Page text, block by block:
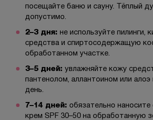
посещайте баню и сауну. Тёплый
допустимо.
2–3 дня: не используйте пилинги,
средства и спиртосодержащую
обработанном участке.
3–5 дней: увлажняйте кожу
пантенолом, аллантоином или
день.
7–14 дней: обязательно
крем SPF 30–50 на обработанную